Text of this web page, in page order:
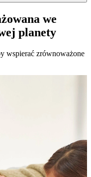
we
planety
wspierać zrównoważone